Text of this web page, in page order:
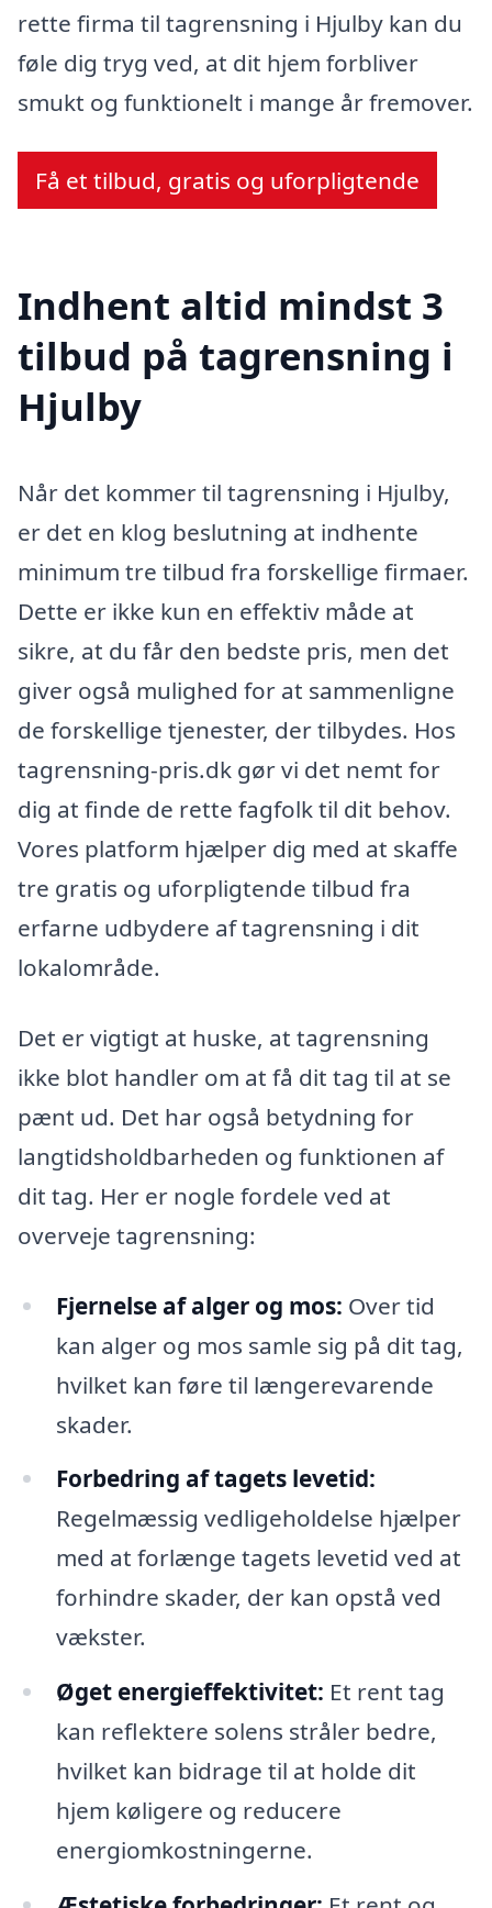
rette firma til tagrensning i Hjulby kan du
føle dig tryg ved, at dit hjem forbliver
smukt og funktionelt i mange år fremover.
Få et tilbud, gratis og uforpligtende
Indhent altid mindst 3
tilbud på tagrensning i
Hjulby
Når det kommer til tagrensning i Hjulby,
er det en klog beslutning at indhente
minimum tre tilbud fra forskellige firmaer.
Dette er ikke kun en effektiv måde at
sikre, at du får den bedste pris, men det
giver også mulighed for at sammenligne
de forskellige tjenester, der tilbydes. Hos
tagrensning-pris.dk gør vi det nemt for
dig at finde de rette fagfolk til dit behov.
Vores platform hjælper dig med at skaffe
tre gratis og uforpligtende tilbud fra
erfarne udbydere af tagrensning i dit
lokalområde.
Det er vigtigt at huske, at tagrensning
ikke blot handler om at få dit tag til at se
pænt ud. Det har også betydning for
langtidsholdbarheden og funktionen af
dit tag. Her er nogle fordele ved at
overveje tagrensning:
Fjernelse af alger og mos: Over tid
kan alger og mos samle sig på dit tag,
hvilket kan føre til længerevarende
skader.
Forbedring af tagets levetid:
Regelmæssig vedligeholdelse hjælper
med at forlænge tagets levetid ved at
forhindre skader, der kan opstå ved
vækster.
Øget energieffektivitet: Et rent tag
kan reflektere solens stråler bedre,
hvilket kan bidrage til at holde dit
hjem køligere og reducere
energiomkostningerne.